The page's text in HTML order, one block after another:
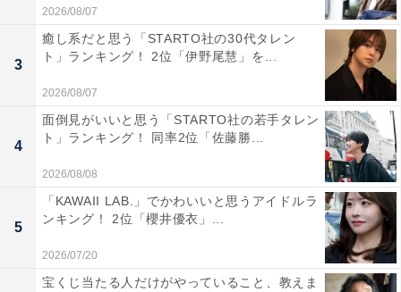
や「そもそも市になってくると存在を知らないですね」
（東京都／30代女性）といった声が寄せられていまし
た。
猿橋駅と同様に、今回のアンケートで初めて知ったとい
う声も見られ、驚いている人もいます。
2026/08/07
3
癒し系だと思う「STARTO社の30代タレン
ト」ランキング！ 2位「伊野尾慧」を...
2026/08/07
4
面倒見がいいと思う「STARTO社の若手タレン
ト」ランキング！ 同率2位「佐藤勝...
2026/08/08
5
「KAWAII LAB.」でかわいいと思うアイドルラ
ンキング！ 2位「櫻井優衣」...
2026/07/20
宝くじ当たる人だけがやっていること、教えま